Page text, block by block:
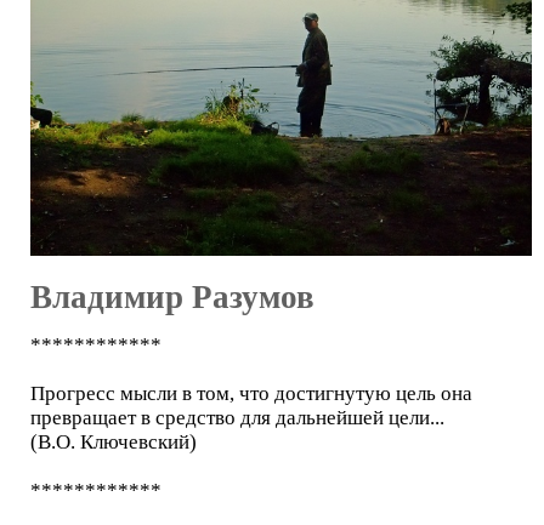
Владимир Разумов
************
Прогресс мысли в том, что достигнутую цель она
превращает в средство для дальнейшей цели...
(В.О. Ключевский)
************